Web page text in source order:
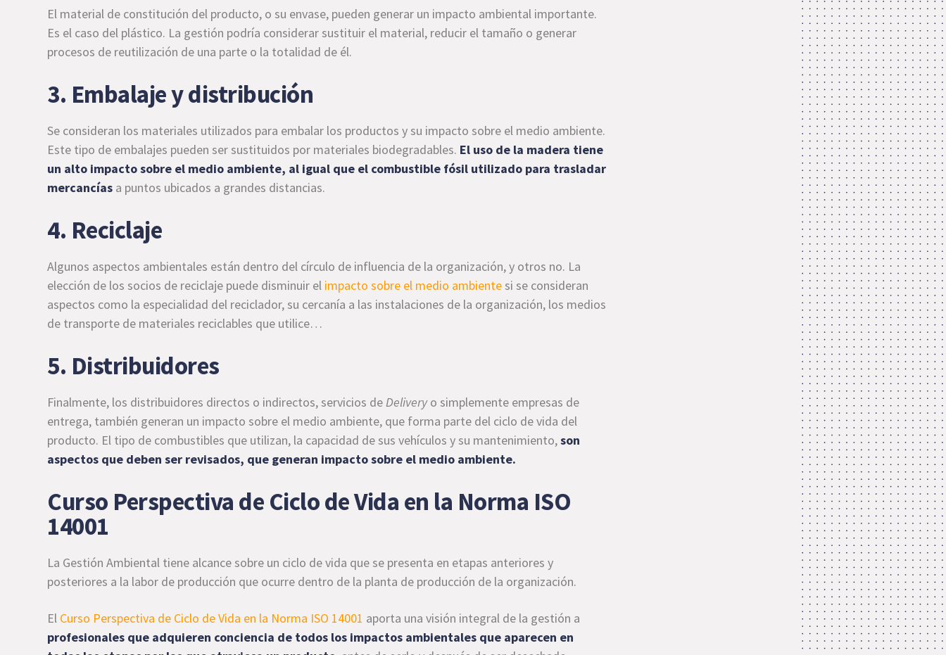
El material de constitución del producto, o su envase, pueden generar un impacto ambiental importante.
Es el caso del plástico. La gestión podría considerar sustituir el material, reducir el tamaño o generar
procesos de reutilización de una parte o la totalidad de él.
3. Embalaje y distribución
Se consideran los materiales utilizados para embalar los productos y su impacto sobre el medio ambiente.
Este tipo de embalajes pueden ser sustituidos por materiales biodegradables. El uso de la madera tiene
un alto impacto sobre el medio ambiente, al igual que el combustible fósil utilizado para trasladar
mercancías a puntos ubicados a grandes distancias.
4. Reciclaje
Algunos aspectos ambientales están dentro del círculo de influencia de la organización, y otros no. La
elección de los socios de reciclaje puede disminuir el impacto sobre el medio ambientesi se consideran
aspectos como la especialidad del reciclador, su cercanía a las instalaciones de la organización, los medios
de transporte de materiales reciclables que utilice…
5. Distribuidores
Finalmente, los distribuidores directos o indirectos, servicios de Deliveryo simplemente empresas de
entrega, también generan un impacto sobre el medio ambiente, que forma parte del ciclo de vida del
producto. El tipo de combustibles que utilizan, la capacidad de sus vehículos y su mantenimiento,son
aspectos que deben ser revisados, que generan impacto sobre el medio ambiente.
Curso Perspectiva de Ciclo de Vida en la Norma ISO
14001
La Gestión Ambiental tiene alcance sobre un ciclo de vida que se presenta en etapas anteriores y
posteriores a la labor de producción que ocurre dentro de la planta de producción de la organización.
El Curso Perspectiva de Ciclo de Vida en la Norma ISO 14001 aporta una visión integral de la gestión a
profesionales que adquieren conciencia de todos los impactos ambientales que aparecen en